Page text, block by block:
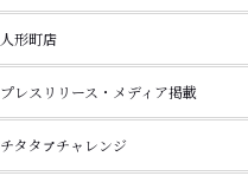
人形町店
プレスリリース・メディア掲載
チタタㇷ゚チャレンジ